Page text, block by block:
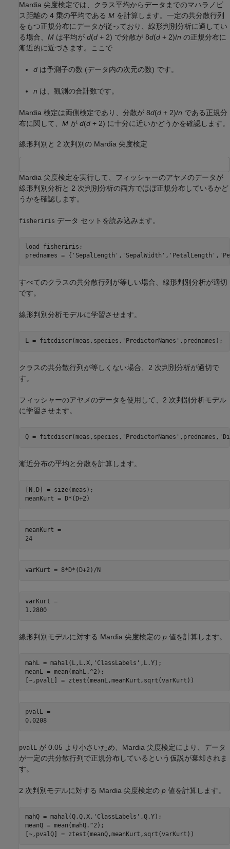
Mardia 尖度検定では、クラス平均からデータまでのマハラノビ
ス距離の 4 乗の平均である M を計算します。一定の共分散行列
をもつ正規分布にデータが従っており、線形判別分析に適してい
る場合、 M は平均が d(d + 2) で分散が 8d(d + 2)/n の正規分布に
漸近的に近づきます。ここで
d は予測子の数 (データ内の次元の数) です。
n は、観測の合計数です。
Mardia 検定は両側検定であり、分散が 8d(d + 2)/n である正規分
布に関して、 M が d(d + 2) に十分に近いかどうかを確認します。
線形判別と 2 次判別の Mardia 尖度検定
Mardia 尖度検定を実行して、フィッシャーのアヤメのデータが
線形判別分析と 2 次判別分析の両方でほぼ正規分布しているかど
うかを確認します。
fisheriris データ セットを読み込みます。
load fisheriris ;
prednames = { 'SepalLength' , 'SepalWidth' , 'PetalLength' ,
すべてのクラスの共分散行列が等しい場合、線形判別分析が適切
です。
線形判別分析モデルに学習させます。
L = fitcdiscr(meas,species, 'PredictorNames' ,prednames);
クラスの共分散行列が等しくない場合、2 次判別分析が適切で
す。
フィッシャーのアヤメのデータを使用して、2 次判別分析モデル
に学習させます。
Q = fitcdiscr(meas,species, 'PredictorNames' ,prednames,
漸近分布の平均と分散を計算します。
[N,D] = size(meas);
meanKurt = D*(D+2)
meanKurt =
24
varKurt = 8*D*(D+2)/N
varKurt =
1.2800
線形判別モデルに対する Mardia 尖度検定の p 値を計算します。
mahL = mahal(L,L.X, 'ClassLabels' ,L.Y);
meanL = mean(mahL.^2);
[~,pvalL] = ztest(meanL,meanKurt,sqrt(varKurt))
pvalL =
0.0208
pvalL
が 0.05 より小さいため、Mardia 尖度検定により、データ
が一定の共分散行列で正規分布しているという仮説が棄却されま
す。
2 次判別モデルに対する Mardia 尖度検定の p 値を計算します。
mahQ = mahal(Q,Q.X, 'ClassLabels' ,Q.Y);
meanQ = mean(mahQ.^2);
[~,pvalQ] = ztest(meanQ,meanKurt,sqrt(varKurt))